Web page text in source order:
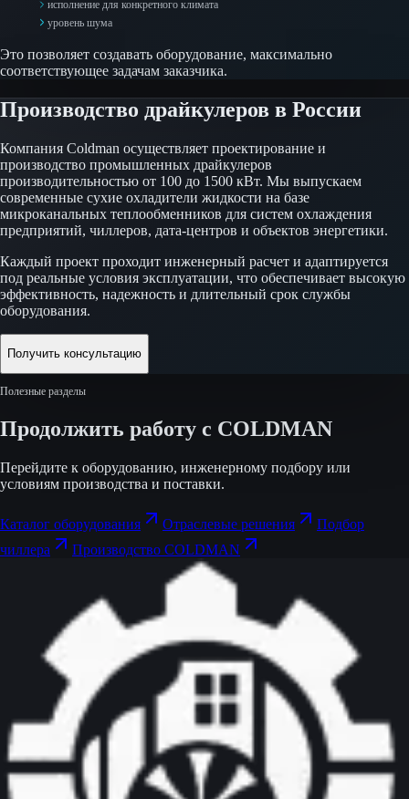
исполнение для конкретного климата
уровень шума
Это позволяет создавать оборудование, максимально
соответствующее задачам заказчика.
Производство драйкулеров в России
Компания Coldman осуществляет проектирование и
производство промышленных драйкулеров
производительностью от 100 до 1500 кВт. Мы выпускаем
современные сухие охладители жидкости на базе
микроканальных теплообменников для систем охлаждения
предприятий, чиллеров, дата-центров и объектов энергетики.
Каждый проект проходит инженерный расчет и адаптируется
под реальные условия эксплуатации, что обеспечивает высокую
эффективность, надежность и длительный срок службы
оборудования.
Получить консультацию
Полезные разделы
Продолжить работу с COLDMAN
Перейдите к оборудованию, инженерному подбору или
условиям производства и поставки.
Каталог оборудования Отраслевые решения
Подбор
чиллера
Производство COLDMAN